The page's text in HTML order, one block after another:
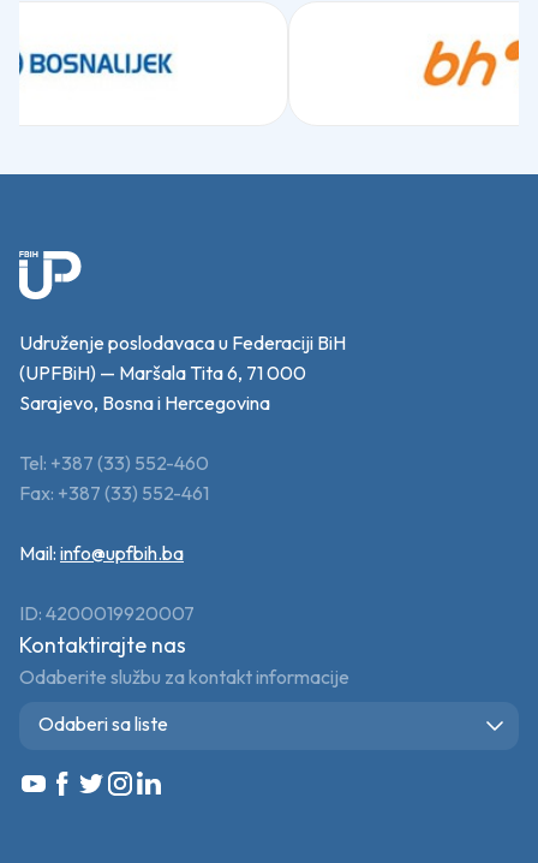
Udruženje poslodavaca u Federaciji BiH
(UPFBiH) — Maršala Tita 6, 71 000
Sarajevo, Bosna i Hercegovina
Tel: +387 (33) 552-460
Fax: +387 (33) 552-461
Mail: info@upfbih.ba
ID: 4200019920007
Kontaktirajte nas
Odaberite službu za kontakt informacije
Odaberi sa liste